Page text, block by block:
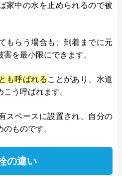
家中の水を止められるので被
もらう場合も、到着までに元
を最小限にできます。
も呼ばれる ことがあり、水道
う呼ばれます。
スペースに設置され、自分の
ものです。
の違い